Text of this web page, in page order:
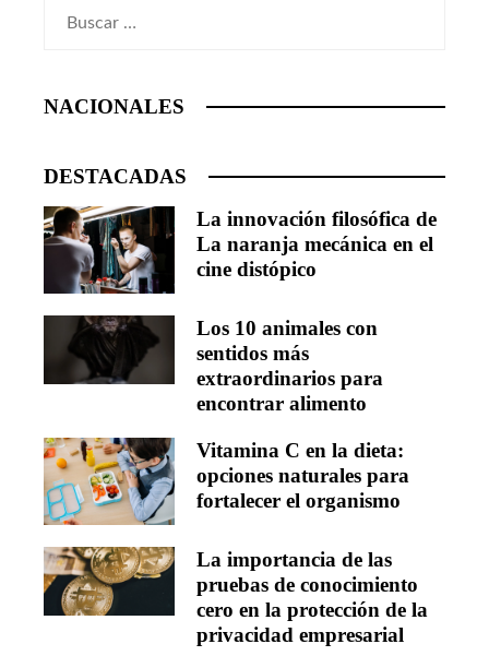
NACIONALES
DESTACADAS
La innovación filosófica de
La naranja mecánica en el
cine distópico
Los 10 animales con
sentidos más
extraordinarios para
encontrar alimento
Vitamina C en la dieta:
opciones naturales para
fortalecer el organismo
La importancia de las
pruebas de conocimiento
cero en la protección de la
privacidad empresarial